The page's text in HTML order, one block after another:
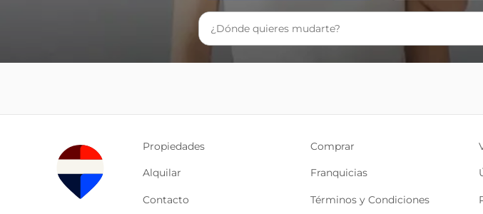
Propiedades Comprar
Alquilar Franquicias
Contacto Términos y Condiciones